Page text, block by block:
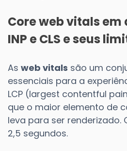
Core web vitals em
INP e CLS e seus
As web vitals são um
essenciais para a
LCP (largest contentful
que o maior elemento de
leva para ser renderizado.
2,5 segundos.